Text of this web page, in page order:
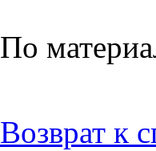
По
Возврат к